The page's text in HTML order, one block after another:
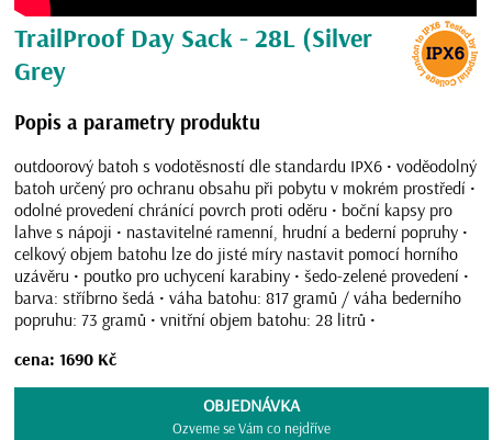
TrailProof Day Sack - 28L (Silver
Grey
Popis a parametry produktu
outdoorový batoh s vodotěsností dle standardu IPX6 • voděodolný
batoh určený pro ochranu obsahu při pobytu v mokrém prostředí •
odolné provedení chránící povrch proti oděru • boční kapsy pro
lahve s nápoji • nastavitelné ramenní, hrudní a bederní popruhy •
celkový objem batohu lze do jisté míry nastavit pomocí horního
uzávěru • poutko pro uchycení karabiny • šedo-zelené provedení •
barva: stříbrno šedá • váha batohu: 817 gramů / váha bederního
popruhu: 73 gramů • vnitřní objem batohu: 28 litrů •
cena: 1690 Kč
OBJEDNÁVKA
Ozveme se Vám co nejdříve